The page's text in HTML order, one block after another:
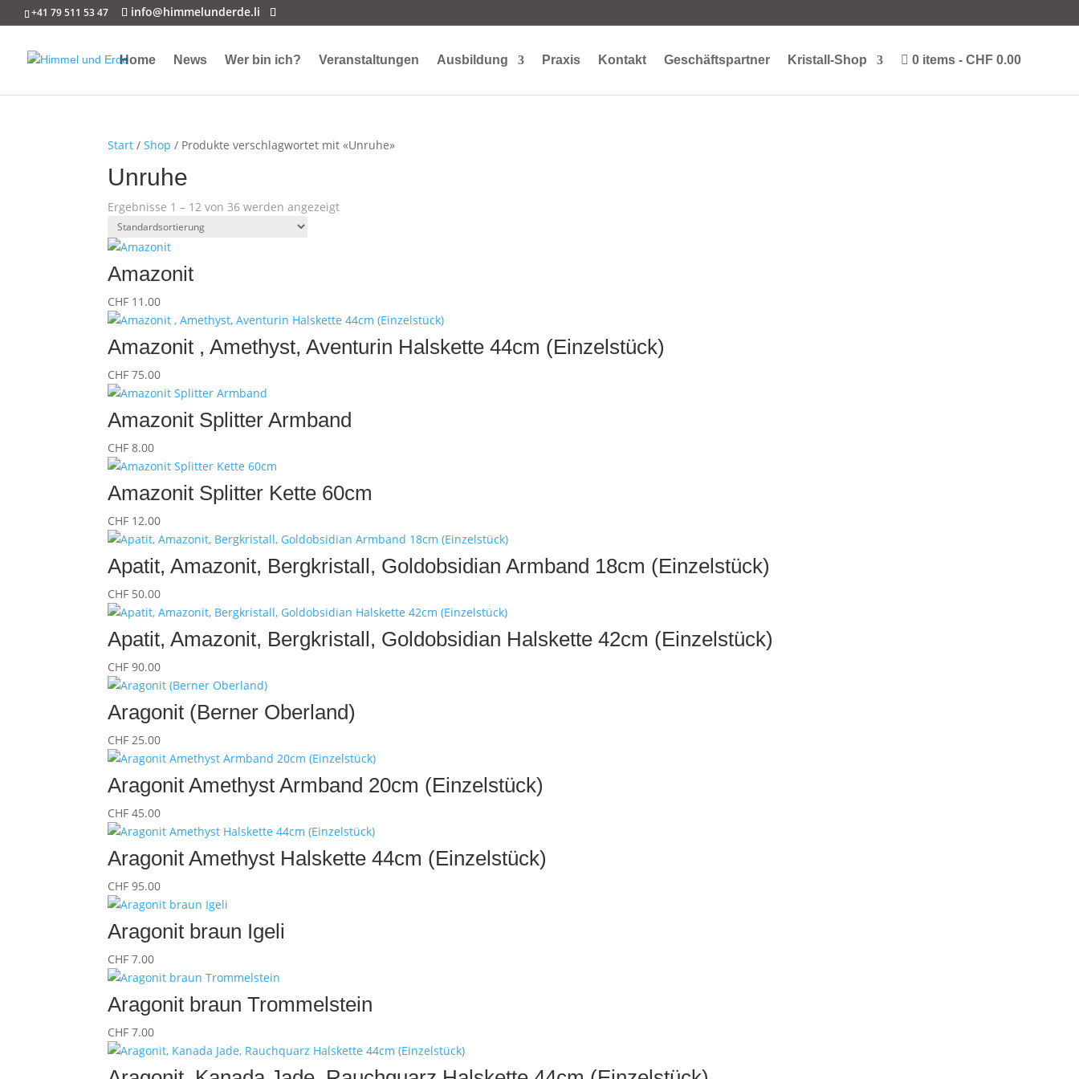
+41 79 511 53 47 info@himmelunderde.li
Home News Wer bin ich? Veranstaltungen Ausbildung Praxis Kontakt Geschäftspartner Kristall-Shop 0 items CHF 0.00
Start /Shop / Produkte verschlagwortet mit «Unruhe»
Unruhe
Ergebnisse 1 – 12 von 36 werden angezeigt
Amazonit
CHF 11.00
Amazonit , Amethyst, Aventurin Halskette 44cm (Einzelstück)
CHF 75.00
Amazonit Splitter Armband
CHF 8.00
Amazonit Splitter Kette 60cm
CHF 12.00
Apatit, Amazonit, Bergkristall, Goldobsidian Armband 18cm (Einzelstück)
CHF 50.00
Apatit, Amazonit, Bergkristall, Goldobsidian Halskette 42cm (Einzelstück)
CHF 90.00
Aragonit (Berner Oberland)
CHF 25.00
Aragonit Amethyst Armband 20cm (Einzelstück)
CHF 45.00
Aragonit Amethyst Halskette 44cm (Einzelstück)
CHF 95.00
Aragonit braun Igeli
CHF 7.00
Aragonit braun Trommelstein
CHF 7.00